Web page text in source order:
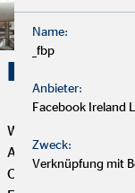
Karriere.
Wenn du Flexibilität,
Aufgabe mit Sinn
OVB
Name:
_fbp
Anbieter:
Facebook Ireland
Zweck:
Verknüpfung mit